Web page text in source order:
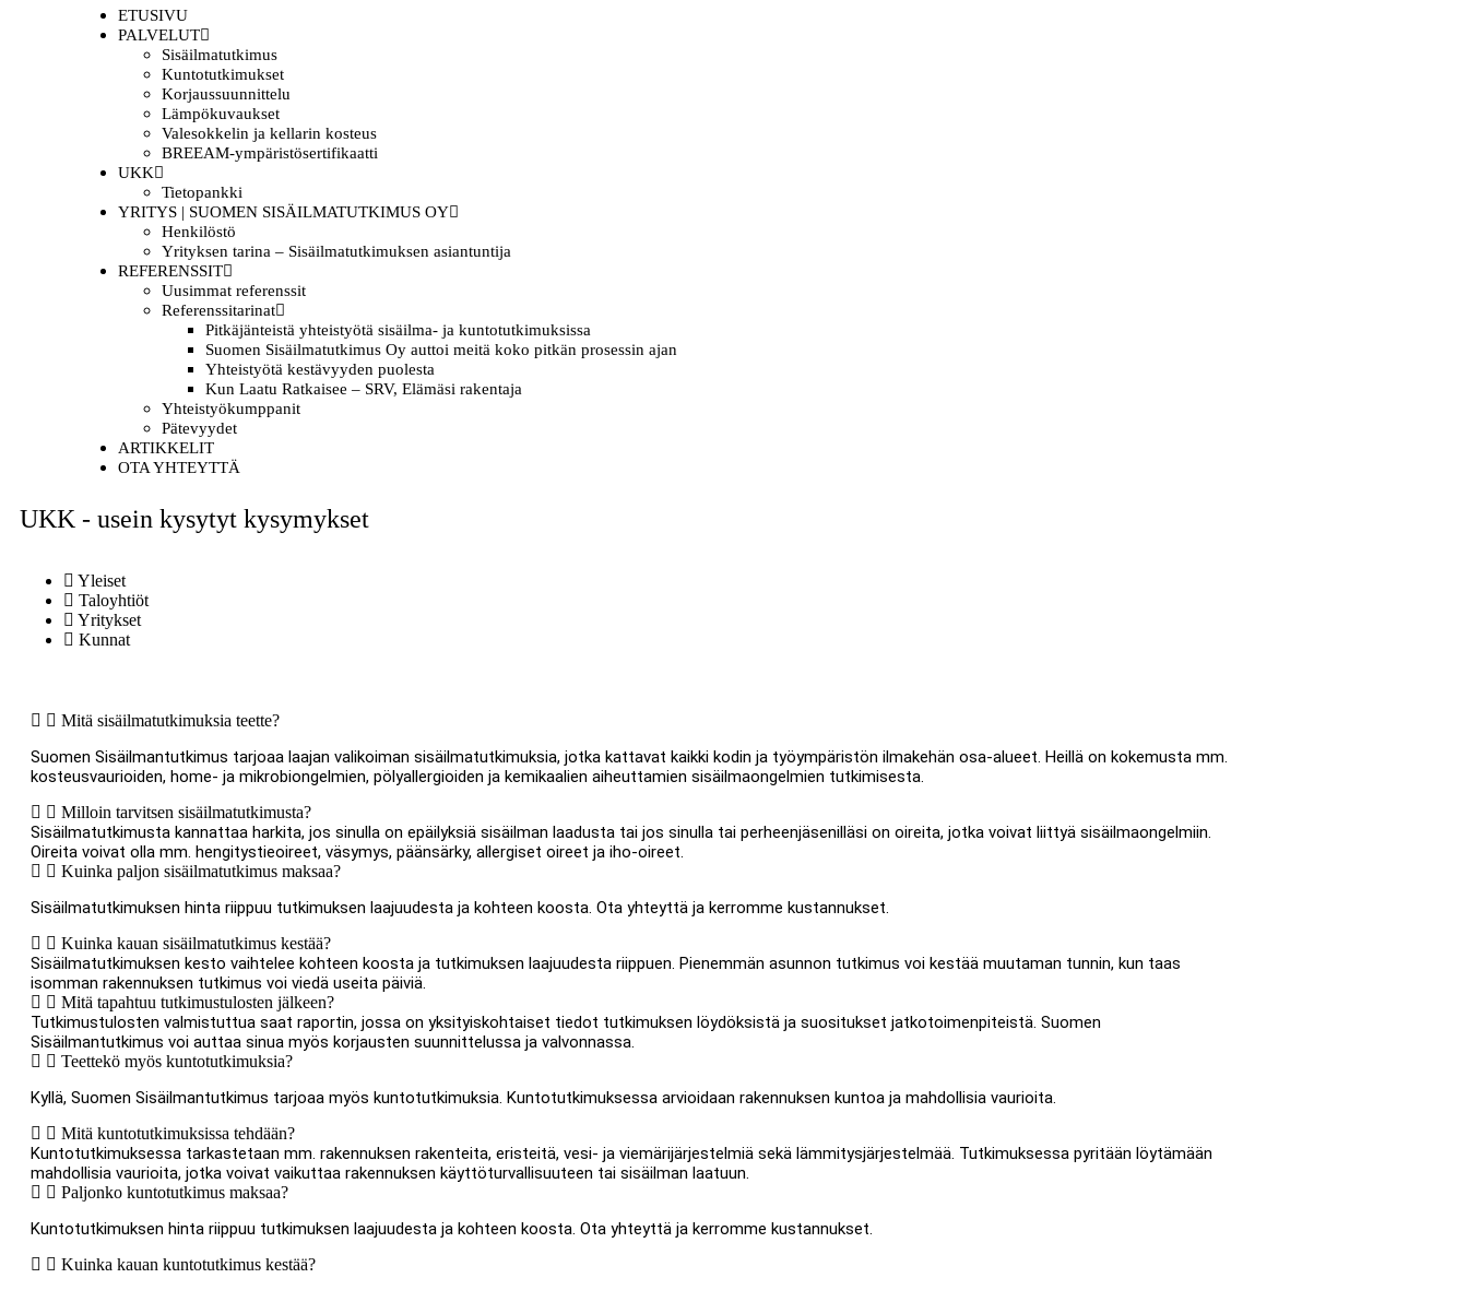
ETUSIVU
PALVELUT
Sisäilmatutkimus
Kuntotutkimukset
Korjaussuunnittelu
Lämpökuvaukset
Valesokkelin ja kellarin kosteus
BREEAM-ympäristösertifikaatti
UKK
Tietopankki
YRITYS | SUOMEN SISÄILMATUTKIMUS OY
Henkilöstö
Yrityksen tarina – Sisäilmatutkimuksen asiantuntija
REFERENSSIT
Uusimmat referenssit
Referenssitarinat
Pitkäjänteistä yhteistyötä sisäilma- ja kuntotutkimuksissa
Suomen Sisäilmatutkimus Oy auttoi meitä koko pitkän prosessin ajan
Yhteistyötä kestävyyden puolesta
Kun Laatu Ratkaisee – SRV, Elämäsi rakentaja
Yhteistyökumppanit
Pätevyydet
ARTIKKELIT
OTA YHTEYTTÄ
UKK - usein kysytyt kysymykset
Yleiset
Taloyhtiöt
Yritykset
Kunnat
Mitä sisäilmatutkimuksia teette?
Suomen Sisäilmantutkimus tarjoaa laajan valikoiman sisäilmatutkimuksia, jotka kattavat kaikki kodin ja työympäristön ilmakehän osa-alueet. Heillä on kokemusta mm.
kosteusvaurioiden, home- ja mikrobiongelmien, pölyallergioiden ja kemikaalien aiheuttamien sisäilmaongelmien tutkimisesta.
Milloin tarvitsen sisäilmatutkimusta?
Sisäilmatutkimusta kannattaa harkita, jos sinulla on epäilyksiä sisäilman laadusta tai jos sinulla tai perheenjäsenilläsi on oireita, jotka voivat liittyä sisäilmaongelmiin.
Oireita voivat olla mm. hengitystieoireet, väsymys, päänsärky, allergiset oireet ja iho-oireet.
Kuinka paljon sisäilmatutkimus maksaa?
Sisäilmatutkimuksen hinta riippuu tutkimuksen laajuudesta ja kohteen koosta. Ota yhteyttä ja kerromme kustannukset.
Kuinka kauan sisäilmatutkimus kestää?
Sisäilmatutkimuksen kesto vaihtelee kohteen koosta ja tutkimuksen laajuudesta riippuen. Pienemmän asunnon tutkimus voi kestää muutaman tunnin, kun taas
isomman rakennuksen tutkimus voi viedä useita päiviä.
Mitä tapahtuu tutkimustulosten jälkeen?
Tutkimustulosten valmistuttua saat raportin, jossa on yksityiskohtaiset tiedot tutkimuksen löydöksistä ja suositukset jatkotoimenpiteistä. Suomen
Sisäilmantutkimus voi auttaa sinua myös korjausten suunnittelussa ja valvonnassa.
Teettekö myös kuntotutkimuksia?
Kyllä, Suomen Sisäilmantutkimus tarjoaa myös kuntotutkimuksia. Kuntotutkimuksessa arvioidaan rakennuksen kuntoa ja mahdollisia vaurioita.
Mitä kuntotutkimuksissa tehdään?
Kuntotutkimuksessa tarkastetaan mm. rakennuksen rakenteita, eristeitä, vesi- ja viemärijärjestelmiä sekä lämmitysjärjestelmää. Tutkimuksessa pyritään löytämään
mahdollisia vaurioita, jotka voivat vaikuttaa rakennuksen käyttöturvallisuuteen tai sisäilman laatuun.
Paljonko kuntotutkimus maksaa?
Kuntotutkimuksen hinta riippuu tutkimuksen laajuudesta ja kohteen koosta. Ota yhteyttä ja kerromme kustannukset.
Kuinka kauan kuntotutkimus kestää?